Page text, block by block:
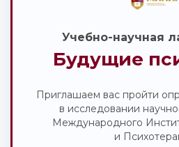
Учебно-научная
Будущие
Приглашаем вас пройти
в исследовании
Международного
и